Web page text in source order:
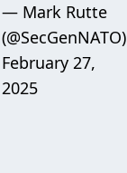
— Mark Rutte
(@SecGenNATO)
February 27,
2025